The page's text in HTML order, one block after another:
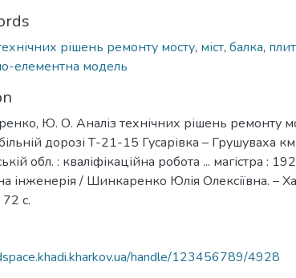
рішень ремонту мосту, міст, балка,
елементна модель
Ю. О. Аналіз технічних рішень ремонту
дорозі Т-21-15 Гусарівка – Грушуваха
обл. : кваліфікаційна робота ... магістра :
інженерія / Шинкаренко Юлія Олексіївна. –
с.
handle/123456789/4928